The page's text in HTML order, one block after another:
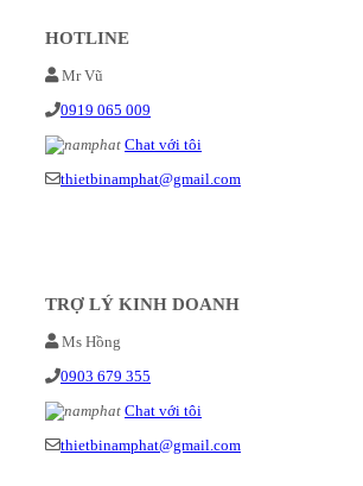
HOTLINE
Mr Vũ
0919 065 009
Chat với tôi
thietbinamphat@gmail.com
TRỢ LÝ KINH DOANH
Ms Hồng
0903 679 355
Chat với tôi
thietbinamphat@gmail.com